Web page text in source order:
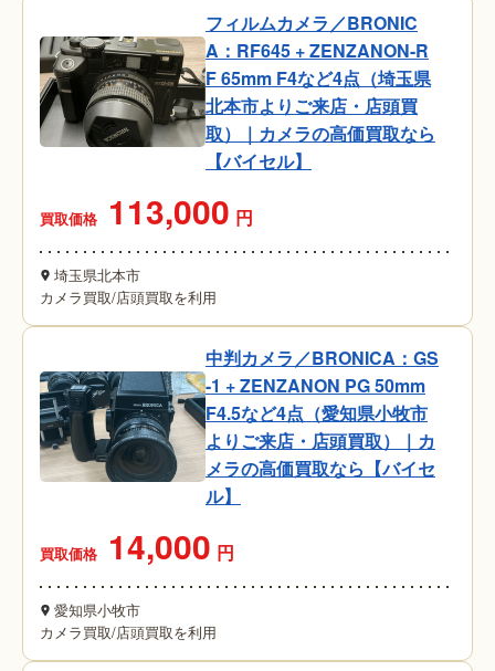
フィルムカメラ／BRONIC
A：RF645 + ZENZANON-R
F 65mm F4など4点（埼玉県
北本市よりご来店・店頭買
取）｜カメラの高価買取なら
【バイセル】
買取価格 113,000 円
埼玉県北本市
カメラ買取/店頭買取を利用
中判カメラ／BRONICA：GS
-1 + ZENZANON PG 50mm
F4.5など4点（愛知県小牧市
よりご来店・店頭買取）｜カ
メラの高価買取なら【バイセ
ル】
買取価格 14,000 円
愛知県小牧市
カメラ買取/店頭買取を利用